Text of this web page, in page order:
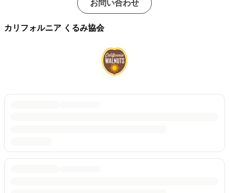
お問い合わせ
カリフォルニア くるみ協会